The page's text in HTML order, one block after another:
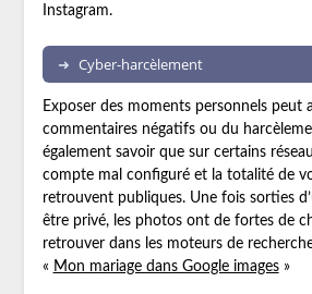
Instagram.
Cyber-harcèlement
Exposer des moments personnels peut
commentaires négatifs ou du
également savoir que sur certains
compte mal configuré et la totalité de
retrouvent publiques. Une fois sorties
être privé, les photos ont de fortes de
retrouver dans les moteurs de
« Mon mariage dans Google images»